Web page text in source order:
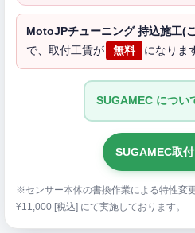
MotoJPチューニング 持込施工(
で、取付工賃が
無料 になりま
SUGAMEC につい
SUGAMEC取
※センサー本体の書換作業による特性変
¥11,000 [税込] にて実施しております。